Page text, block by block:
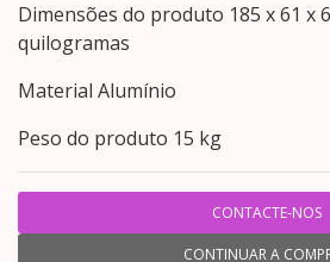
Dimensões do produto ‎185 x 61 x
quilogramas
Material ‎Alumínio
Peso do produto ‎15 kg
CONTACTE-NOS
CONTINUAR A